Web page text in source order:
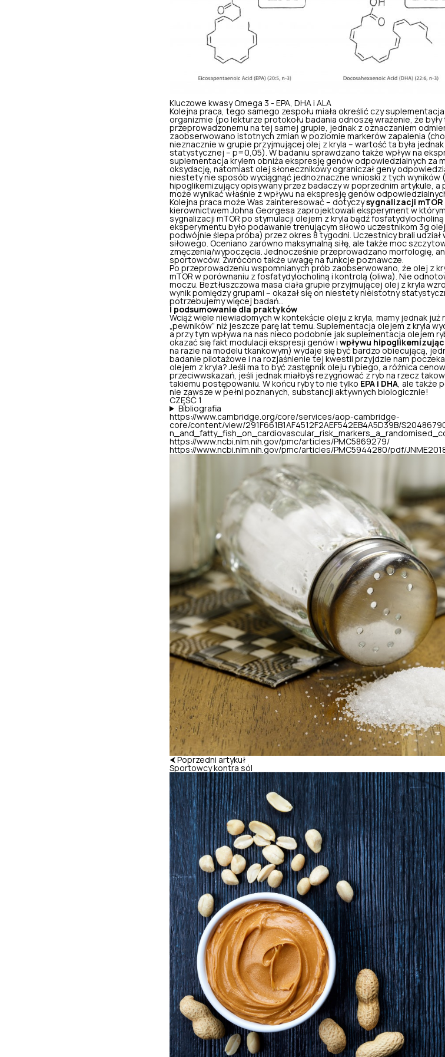
Kluczowe kwasy Omega 3 - EPA, DHA i ALA
Kolejna praca, tego samego zespołu miała określić czy
organizmie (po lekturze protokołu badania odnoszę wrażenie, że
przeprowadzonemu na tej samej grupie, jednak z oznaczaniem
zaobserwowano istotnych zmian w poziomie markerów zapalenia
nieznacznie w grupie przyjmującej olej z kryla – wartość ta była
statystycznej – p=0,05). W badaniu sprawdzano także wpływ na
suplementacja krylem obniża ekspresję genów odpowiedzialnych za
oksydację, natomiast olej słonecznikowy ograniczał geny
niestety nie sposób wyciągnąć jednoznaczne wnioski z tych wyników
hipoglikemizujący opisywany przez badaczy w poprzednim artykule, a
może wynikać właśnie z wpływu na ekspresję genów
Kolejna praca może Was zainteresować – dotyczysygnalizacji
kierownictwem Johna Georgesa zaprojektowali eksperyment w
sygnalizacji mTOR po stymulacji olejem z kryla bądź
eksperymentu było podawanie trenującym siłowo uczestnikom 3g
podwójnie ślepa próba) przez okres 8 tygodni. Uczestnicy brali
siłowego. Oceniano zarówno maksymalną siłę, ale także moc
zmęczenia/wypoczęcia. Jednocześnie przeprowadzano morfologię,
sportowców. Zwrócono także uwagę na funkcje poznawcze.
Po przeprowadzeniu wspomnianych prób zaobserwowano, że olej z
mTOR w porównaniu z fosfatydylocholiną i kontrolą (oliwa). Nie
moczu. Beztłuszczowa masa ciała grupie przyjmującej olej z kryla
wynik pomiędzy grupami – okazał się on niestety nieistotny
potrzebujemy więcej badań…
I podsumowanie dla praktyków
Wciąż wiele niewiadomych w kontekście oleju z kryla, mamy jednak
„pewników” niż jeszcze parę lat temu. Suplementacja olejem z kryla
a przy tym wpływa na nas nieco podobnie jak suplementacja olejem
okazać się fakt modulacji ekspresji genów i wpływu
na razie na modelu tkankowym) wydaje się być bardzo obiecującą,
badanie pilotażowe i na rozjaśnienie tej kwestii przyjdzie nam
olejem z kryla? Jeśli ma to być zastępnik oleju rybiego, a różnica
przeciwwskazań, jeśli jednak miałbyś rezygnować z ryb na rzecz
takiemu postępowaniu. W końcu ryby to nie tylko EPA i DHA , ale także
nie zawsze w pełni poznanych, substancji aktywnych biologicznie!
CZĘŚĆ 1
Bibliografia
https://www.cambridge.org/core/services/aop-cambridge-
core/content/view/291F661B1AF4512F2AEF542EB4A5D39B/
https://www.ncbi.nlm.nih.gov/pmc/articles/PMC5869279/
https://www.ncbi.nlm.nih.gov/pmc/articles/PMC5944280/pdf/
⮜ Poprzedni artykuł
Sportowcy kontra sól